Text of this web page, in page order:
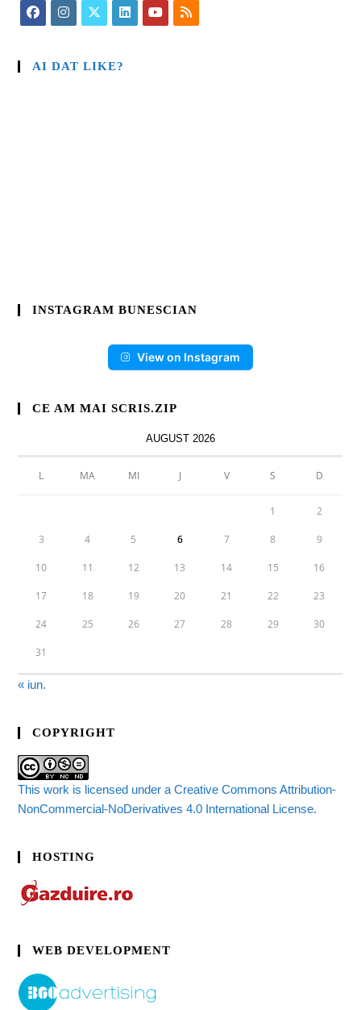
AI DAT LIKE?
INSTAGRAM BUNESCIAN
View on Instagram
CE AM MAI SCRIS.ZIP
AUGUST 2026
L MA MI J V S D
1 2
3 4 5 6 7 8 9
10 11 12 13 14 15 16
17 18 19 20 21 22 23
24 25 26 27 28 29 30
31
« iun.
COPYRIGHT
This work is licensed under a Creative Commons Attribution-
NonCommercial-NoDerivatives 4.0 International License.
HOSTING
WEB DEVELOPMENT